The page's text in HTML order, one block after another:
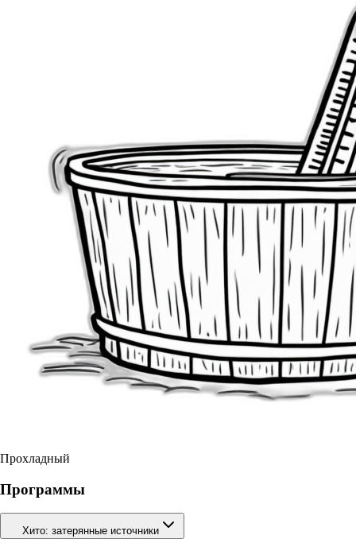
Прохладный
Программы
Хито: затерянные источники